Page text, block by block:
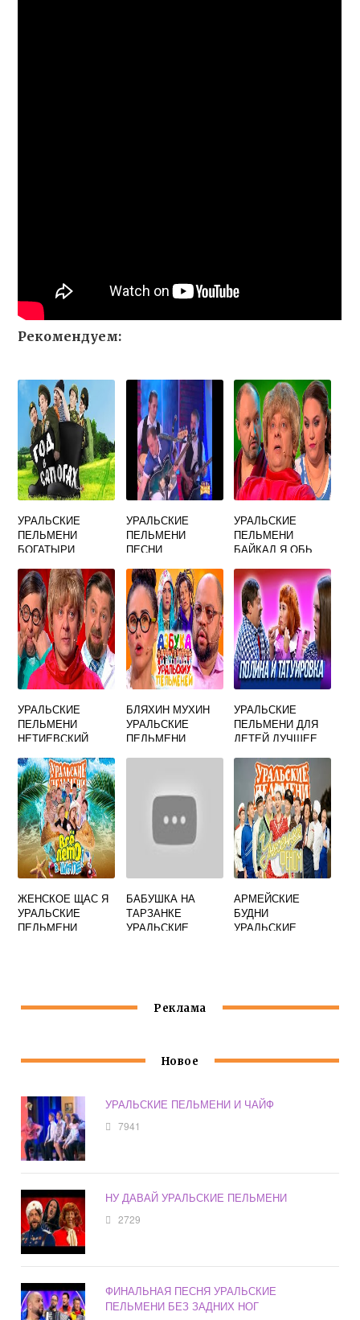
Рекомендуем:
УРАЛЬСКИЕ
ПЕЛЬМЕНИ
БОГАТЫРИ
УРАЛЬСКИЕ
ПЕЛЬМЕНИ
ПЕСНИ
ЕРШОВА
УРАЛЬСКИЕ
ПЕЛЬМЕНИ
БАЙКАЛ Я ОБЬ
УРАЛЬСКИЕ
ПЕЛЬМЕНИ
НЕТИЕВСКИЙ
БЛЯХИН МУХИН
УРАЛЬСКИЕ
ПЕЛЬМЕНИ
УРАЛЬСКИЕ
ПЕЛЬМЕНИ ДЛЯ
ДЕТЕЙ ЛУЧШЕЕ
ЖЕНСКОЕ ЩАС Я
УРАЛЬСКИЕ
ПЕЛЬМЕНИ
БАБУШКА НА
ТАРЗАНКЕ
УРАЛЬСКИЕ
АРМЕЙСКИЕ
БУДНИ
УРАЛЬСКИЕ
Реклама
Новое
УРАЛЬСКИЕ ПЕЛЬМЕНИ И ЧАЙФ
7941
НУ ДАВАЙ УРАЛЬСКИЕ ПЕЛЬМЕНИ
2729
ФИНАЛЬНАЯ ПЕСНЯ УРАЛЬСКИЕ
ПЕЛЬМЕНИ БЕЗ ЗАДНИХ НОГ